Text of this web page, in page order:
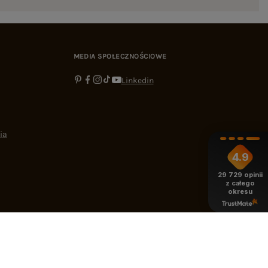
MEDIA SPOŁECZNOŚCIOWE
Linkedin
4.9
29 729 opinii
z całego
okresu